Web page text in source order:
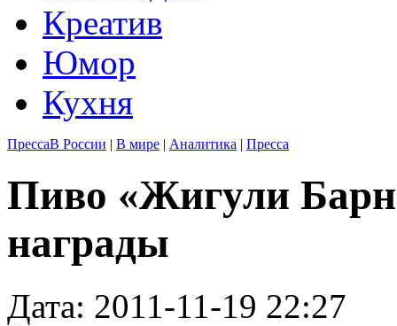
Креатив
Юмор
Кухня
ПрессаВ России | В мире | Аналитика | Пресса
Пиво «Жигули
награды
Дата: 2011-11-19 22:27